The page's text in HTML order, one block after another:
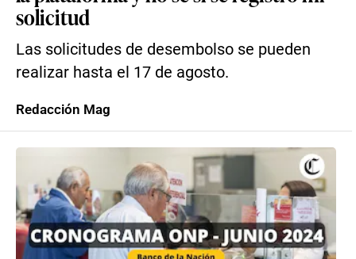
solicitud
Las solicitudes de desembolso se pueden
realizar hasta el 17 de agosto.
Redacción Mag